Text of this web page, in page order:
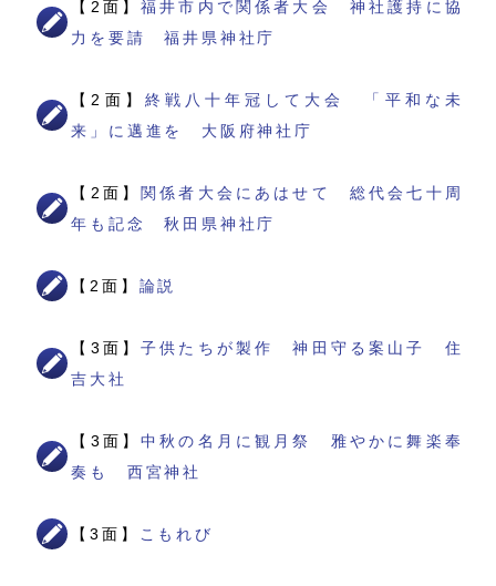
【2面】福井市内で関係者大会 神社護持に協
力を要請 福井県神社庁
【2面】 終戦八十年冠して大会 「平和な未
来」に邁進を 大阪府神社庁
【2面】 関係者大会にあはせて 総代会七十周
年も記念 秋田県神社庁
【2面】 論説
【3面】子供たちが製作 神田守る案山子 住
吉大社
【3面】中秋の名月に観月祭 雅やかに舞楽奉
奏も 西宮神社
【3面】 こもれび